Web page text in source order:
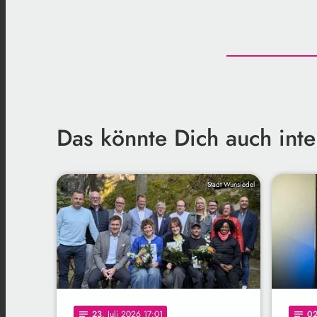
Das könnte Dich auch
Stadt Wunsiedel
notes 23. Juli 2026 17:01 notes 02